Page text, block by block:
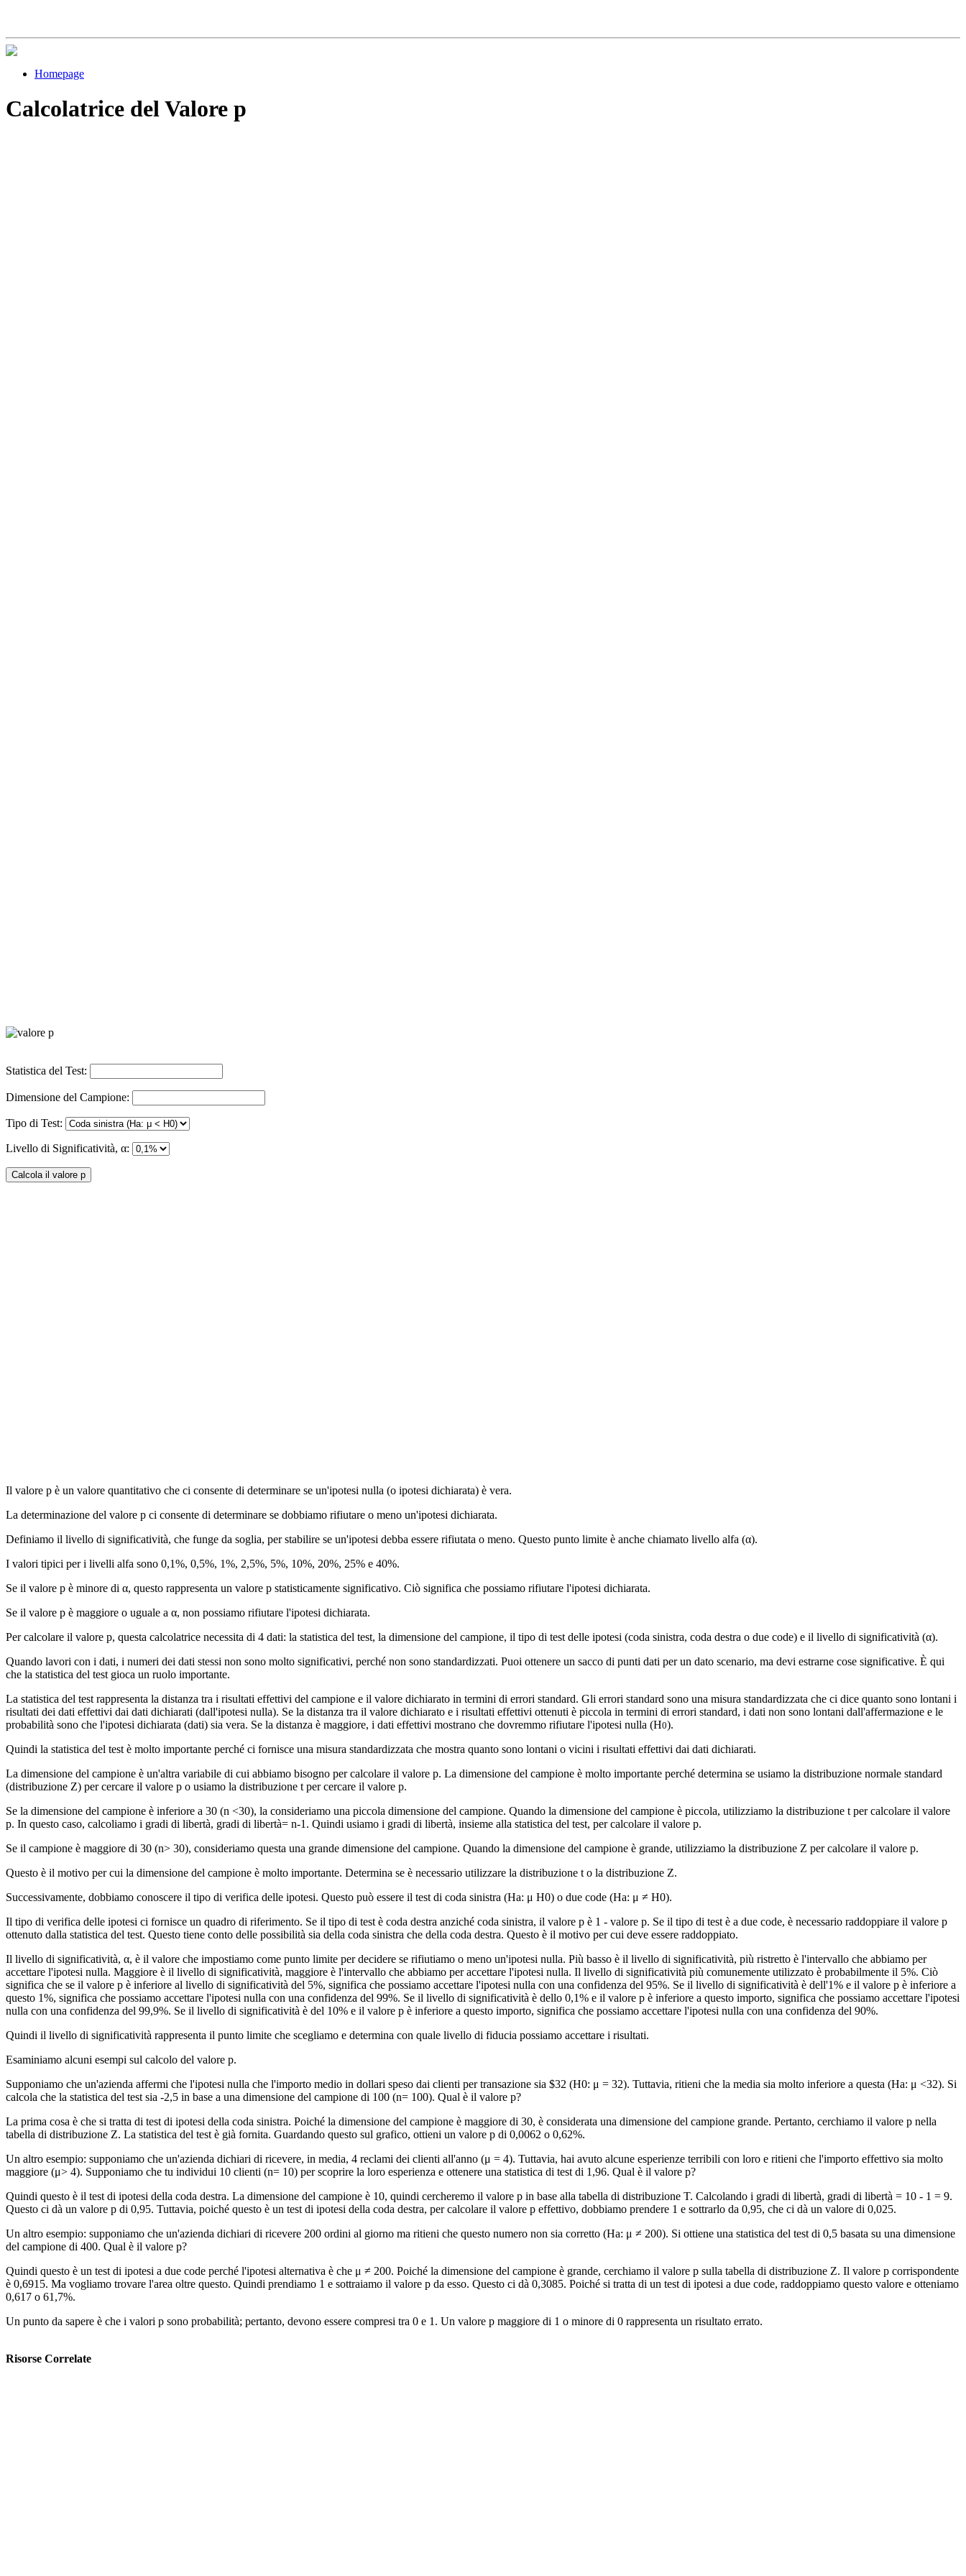
Homepage
Calcolatrice del Valore p
Statistica del Test:
Dimensione del Campione:
Tipo di Test:
Livello di Significatività, α:
Il valore p è un valore quantitativo che ci consente di determinare se un'ipotesi nulla (o ipotesi dichiarata) è vera.
La determinazione del valore p ci consente di determinare se dobbiamo rifiutare o meno un'ipotesi dichiarata.
Definiamo il livello di significatività, che funge da soglia, per stabilire se un'ipotesi debba essere rifiutata o meno. Questo punto limite è anche chiamato livello alfa (α).
I valori tipici per i livelli alfa sono 0,1%, 0,5%, 1%, 2,5%, 5%, 10%, 20%, 25% e 40%.
Se il valore p è minore di α, questo rappresenta un valore p statisticamente significativo. Ciò significa che possiamo rifiutare l'ipotesi dichiarata.
Se il valore p è maggiore o uguale a α, non possiamo rifiutare l'ipotesi dichiarata.
Per calcolare il valore p, questa calcolatrice necessita di 4 dati: la statistica del test, la dimensione del campione, il tipo di test delle ipotesi (coda sinistra, coda destra o due code) e il livello di significatività (α).
Quando lavori con i dati, i numeri dei dati stessi non sono molto significativi, perché non sono standardizzati. Puoi ottenere un sacco di punti dati per un dato scenario, ma devi estrarne cose significative. È qui
che la statistica del test gioca un ruolo importante.
La statistica del test rappresenta la distanza tra i risultati effettivi del campione e il valore dichiarato in termini di errori standard. Gli errori standard sono una misura standardizzata che ci dice quanto sono lontani i
risultati dei dati effettivi dai dati dichiarati (dall'ipotesi nulla). Se la distanza tra il valore dichiarato e i risultati effettivi ottenuti è piccola in termini di errori standard, i dati non sono lontani dall'affermazione e le
probabilità sono che l'ipotesi dichiarata (dati) sia vera. Se la distanza è maggiore, i dati effettivi mostrano che dovremmo rifiutare l'ipotesi nulla (H0).
Quindi la statistica del test è molto importante perché ci fornisce una misura standardizzata che mostra quanto sono lontani o vicini i risultati effettivi dai dati dichiarati.
La dimensione del campione è un'altra variabile di cui abbiamo bisogno per calcolare il valore p. La dimensione del campione è molto importante perché determina se usiamo la distribuzione normale standard
(distribuzione Z) per cercare il valore p o usiamo la distribuzione t per cercare il valore p.
Se la dimensione del campione è inferiore a 30 (n <30), la consideriamo una piccola dimensione del campione. Quando la dimensione del campione è piccola, utilizziamo la distribuzione t per calcolare il valore
p. In questo caso, calcoliamo i gradi di libertà, gradi di libertà= n-1. Quindi usiamo i gradi di libertà, insieme alla statistica del test, per calcolare il valore p.
Se il campione è maggiore di 30 (n> 30), consideriamo questa una grande dimensione del campione. Quando la dimensione del campione è grande, utilizziamo la distribuzione Z per calcolare il valore p.
Questo è il motivo per cui la dimensione del campione è molto importante. Determina se è necessario utilizzare la distribuzione t o la distribuzione Z.
Successivamente, dobbiamo conoscere il tipo di verifica delle ipotesi. Questo può essere il test di coda sinistra (Ha: μ H0) o due code (Ha: μ ≠ H0).
Il tipo di verifica delle ipotesi ci fornisce un quadro di riferimento. Se il tipo di test è coda destra anziché coda sinistra, il valore p è 1 - valore p. Se il tipo di test è a due code, è necessario raddoppiare il valore p
ottenuto dalla statistica del test. Questo tiene conto delle possibilità sia della coda sinistra che della coda destra. Questo è il motivo per cui deve essere raddoppiato.
Il livello di significatività, α, è il valore che impostiamo come punto limite per decidere se rifiutiamo o meno un'ipotesi nulla. Più basso è il livello di significatività, più ristretto è l'intervallo che abbiamo per
accettare l'ipotesi nulla. Maggiore è il livello di significatività, maggiore è l'intervallo che abbiamo per accettare l'ipotesi nulla. Il livello di significatività più comunemente utilizzato è probabilmente il 5%. Ciò
significa che se il valore p è inferiore al livello di significatività del 5%, significa che possiamo accettare l'ipotesi nulla con una confidenza del 95%. Se il livello di significatività è dell'1% e il valore p è inferiore a
questo 1%, significa che possiamo accettare l'ipotesi nulla con una confidenza del 99%. Se il livello di significatività è dello 0,1% e il valore p è inferiore a questo importo, significa che possiamo accettare l'ipotesi
nulla con una confidenza del 99,9%. Se il livello di significatività è del 10% e il valore p è inferiore a questo importo, significa che possiamo accettare l'ipotesi nulla con una confidenza del 90%.
Quindi il livello di significatività rappresenta il punto limite che scegliamo e determina con quale livello di fiducia possiamo accettare i risultati.
Esaminiamo alcuni esempi sul calcolo del valore p.
Supponiamo che un'azienda affermi che l'ipotesi nulla che l'importo medio in dollari speso dai clienti per transazione sia $32 (H0: μ = 32). Tuttavia, ritieni che la media sia molto inferiore a questa (Ha: μ <32). Si
calcola che la statistica del test sia -2,5 in base a una dimensione del campione di 100 (n= 100). Qual è il valore p?
La prima cosa è che si tratta di test di ipotesi della coda sinistra. Poiché la dimensione del campione è maggiore di 30, è considerata una dimensione del campione grande. Pertanto, cerchiamo il valore p nella
tabella di distribuzione Z. La statistica del test è già fornita. Guardando questo sul grafico, ottieni un valore p di 0,0062 o 0,62%.
Un altro esempio: supponiamo che un'azienda dichiari di ricevere, in media, 4 reclami dei clienti all'anno (μ = 4). Tuttavia, hai avuto alcune esperienze terribili con loro e ritieni che l'importo effettivo sia molto
maggiore (μ> 4). Supponiamo che tu individui 10 clienti (n= 10) per scoprire la loro esperienza e ottenere una statistica di test di 1,96. Qual è il valore p?
Quindi questo è il test di ipotesi della coda destra. La dimensione del campione è 10, quindi cercheremo il valore p in base alla tabella di distribuzione T. Calcolando i gradi di libertà, gradi di libertà = 10 - 1 = 9.
Questo ci dà un valore p di 0,95. Tuttavia, poiché questo è un test di ipotesi della coda destra, per calcolare il valore p effettivo, dobbiamo prendere 1 e sottrarlo da 0,95, che ci dà un valore di 0,025.
Un altro esempio: supponiamo che un'azienda dichiari di ricevere 200 ordini al giorno ma ritieni che questo numero non sia corretto (Ha: μ ≠ 200). Si ottiene una statistica del test di 0,5 basata su una dimensione
del campione di 400. Qual è il valore p?
Quindi questo è un test di ipotesi a due code perché l'ipotesi alternativa è che μ ≠ 200. Poiché la dimensione del campione è grande, cerchiamo il valore p sulla tabella di distribuzione Z. Il valore p corrispondente
è 0,6915. Ma vogliamo trovare l'area oltre questo. Quindi prendiamo 1 e sottraiamo il valore p da esso. Questo ci dà 0,3085. Poiché si tratta di un test di ipotesi a due code, raddoppiamo questo valore e otteniamo
0,617 o 61,7%.
Un punto da sapere è che i valori p sono probabilità; pertanto, devono essere compresi tra 0 e 1. Un valore p maggiore di 1 o minore di 0 rappresenta un risultato errato.
Risorse Correlate